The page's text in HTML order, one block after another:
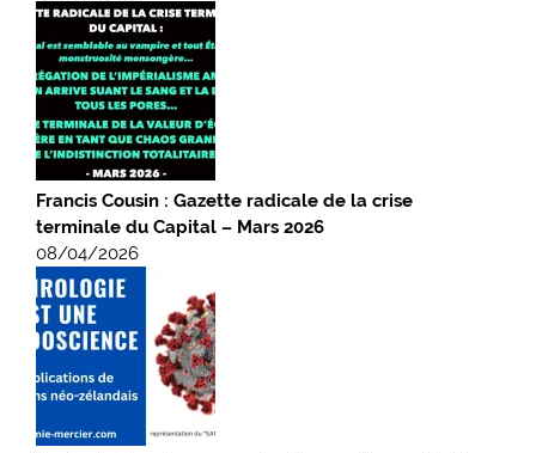
Francis Cousin : Gazette radicale de la crise
terminale du Capital – Mars 2026
08/04/2026